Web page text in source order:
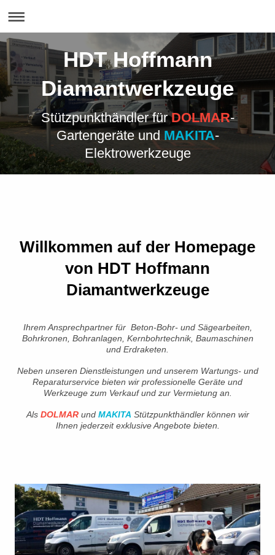
HDT Hoffmann
Diamantwerkzeuge
Stützpunkthändler fürDOLMAR-
Gartengeräte undMAKITA-
Elektrowerkzeuge
Willkommen auf der Homepage
von HDT Hoffmann
Diamantwerkzeuge
Ihrem Ansprechpartner für Beton-Bohr- und Sägearbeiten,
Bohrkronen, Bohranlagen, Kernbohrtechnik, Baumaschinen
und Erdraketen.
Neben unseren Dienstleistungen und unserem Wartungs- und
Reparaturservice bieten wir professionelle Geräte und
Werkzeuge zum Verkauf und zur Vermietung an.
Als DOLMARund MAKITA Stützpunkthändler können wir
Ihnen jederzeit exklusive Angebote bieten.